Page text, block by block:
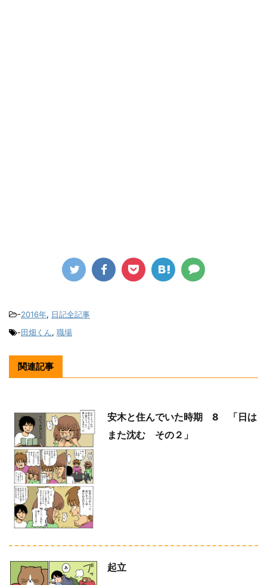
-2016年, 日記全記事
-田畑くん, 職場
関連記事
安木と住んでいた時期 8 「日は
また沈む その２」
起立